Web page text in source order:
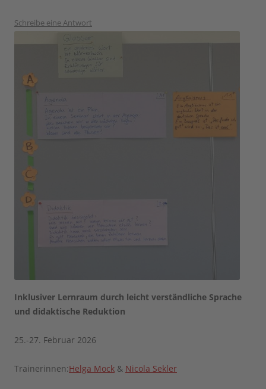
Schreibe eine Antwort
Inklusiver Lernraum durch leicht verständliche Sprache
und didaktische Reduktion
25.-27. Februar 2026
Trainerinnen:Helga Mock & Nicola Sekler